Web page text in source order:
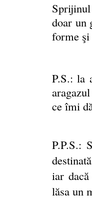
doar un
forme şi
P.S.: la
ce îmi
P.P.S.:
iar
lăsa un